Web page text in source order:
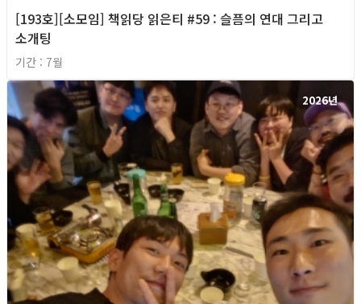
[193호][소모임] 책읽당 읽은티 #59 : 슬픔의 연대 그리고
소개팅
기간 : 7월
2026년